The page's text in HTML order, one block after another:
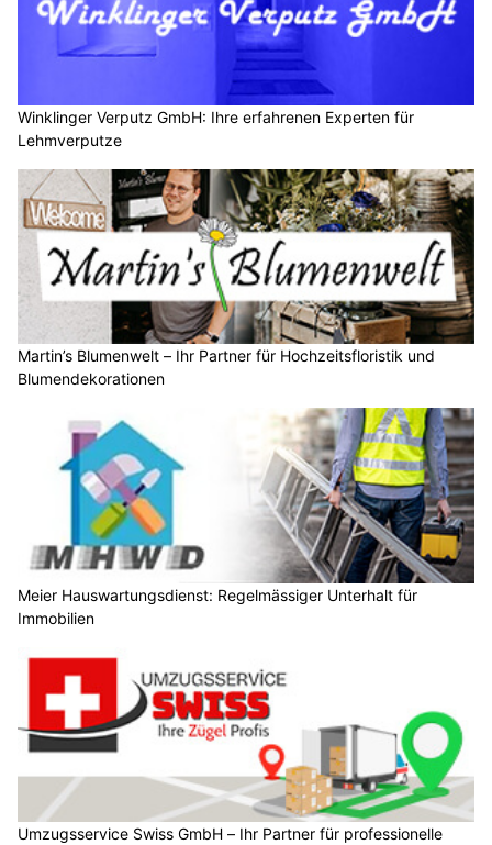
Winklinger Verputz GmbH: Ihre erfahrenen Experten für
Lehmverputze
Martin’s Blumenwelt – Ihr Partner für Hochzeitsfloristik und
Blumendekorationen
Meier Hauswartungsdienst: Regelmässiger Unterhalt für
Immobilien
Umzugsservice Swiss GmbH – Ihr Partner für professionelle